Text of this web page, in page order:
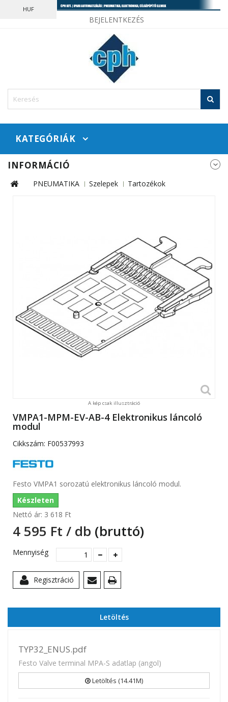
BEJELENTKEZÉS
HUF
KATEGÓRIÁK
INFORMÁCIÓ
PNEUMATIKA Szelepek Tartozékok
A kép csak illusztráció
VMPA1-MPM-EV-AB-4 Elektronikus láncoló
modul
Cikkszám: F00537993
Festo VMPA1 sorozatú elektronikus láncoló modul.
Készleten
Nettó ár: 3 618 Ft‎
4 595 Ft‎ / db (bruttó)
Mennyiség
Regisztráció
Letöltés
TYP32_ENUS.pdf
Festo Valve terminal MPA-S adatlap (angol)
Letöltés (14.41M)